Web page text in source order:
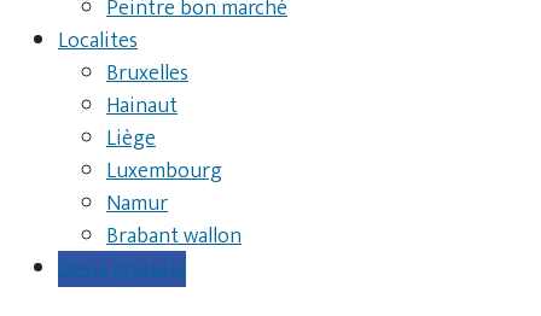
Peintre bon marché
Localites
Bruxelles
Hainaut
Liège
Luxembourg
Namur
Brabant wallon
Devis gratuits